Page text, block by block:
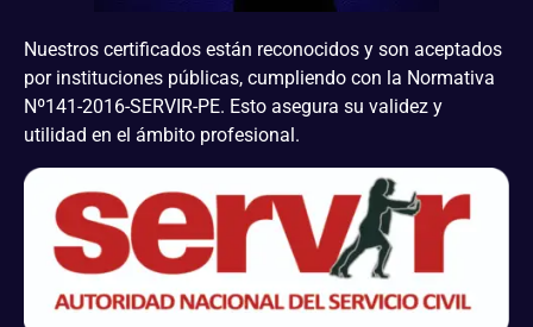
Nuestros certificados están reconocidos y son aceptados
por instituciones públicas, cumpliendo con la Normativa
Nº141-2016-SERVIR-PE. Esto asegura su validez y
utilidad en el ámbito profesional.